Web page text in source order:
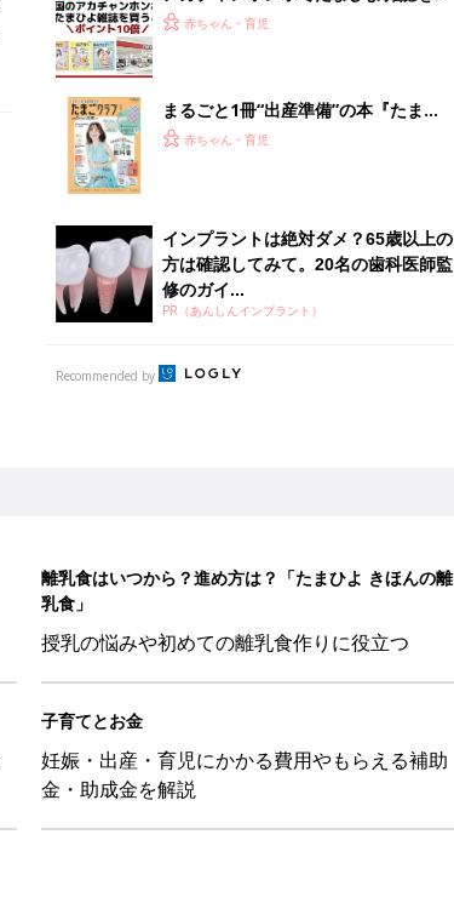
うとポイント10倍【期間限定】
赤ちゃん・育児
まるごと1冊“出産準備”の本『たまご
クラブ 夏号』〈スペシャル大特集〉
赤ちゃん・育児
インプラントは絶対ダメ？65歳以上の
方は確認してみて。20名の歯科医師監
修のガイ...
PR（あんしんインプラント）
Recommended by
離乳食はいつから？進め方は？「たまひよ きほんの離
乳食」
授乳の悩みや初めての離乳食作りに役立つ
子育てとお金
妊娠・出産・育児にかかる費用やもらえる補助
金・助成金を解説